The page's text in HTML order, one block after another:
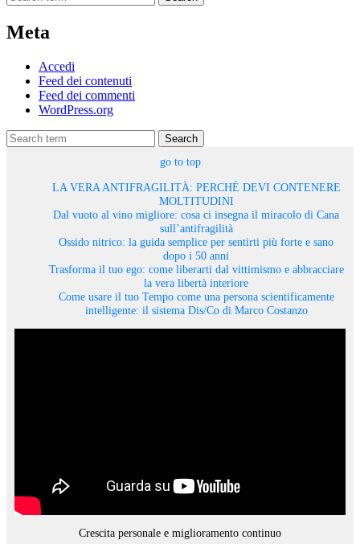
Meta
Accedi
Feed dei contenuti
Feed dei commenti
WordPress.org
Search
go to top
LA VERA ANTIFRAGILITÀ: PERCHÉ DEVI CONTENERE
MOLTITUDINI
Dal vuoto al vino migliore: cosa ci insegna il miracolo di Cana
sull’antifragilità
Ossido nitrico: la guida semplice per sentirti più forte e sano
dopo i 50 anni
Trasforma il tuo ego: come liberarti dal vittimismo e abbracciare
la vera libertà interiore
Come usare il tuo Tempo come una persona scientificamente
intelligente: il sistema Dis/Co di Marco Costanzo
Crescita personale e miglioramento continuo